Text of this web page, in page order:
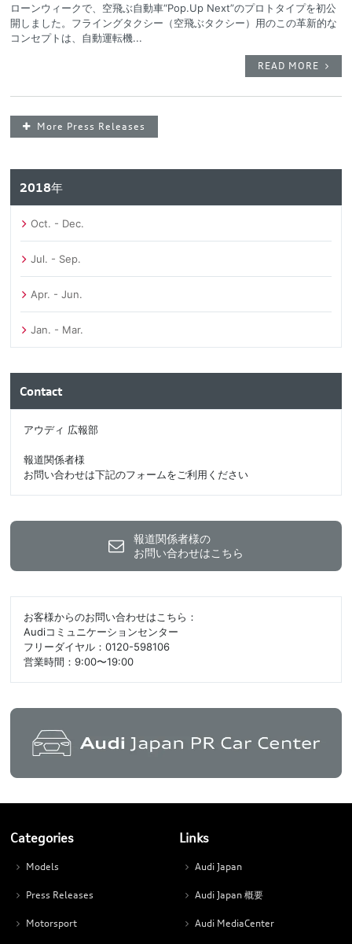
ローンウィークで、空飛ぶ自動車“Pop.Up Next”のプロトタイプを初公
開しました。フライングタクシー（空飛ぶタクシー）用のこの革新的な
コンセプトは、自動運転機...
READ MORE
More Press Releases
2018年
Oct. - Dec.
Jul. - Sep.
Apr. - Jun.
Jan. - Mar.
Contact
アウディ 広報部
報道関係者様
お問い合わせは下記のフォームをご利用ください
報道関係者様の
お問い合わせはこちら
お客様からのお問い合わせはこちら：
Audiコミュニケーションセンター
フリーダイヤル：0120-598106
営業時間：9:00〜19:00
Categories
Models
Press Releases
Motorsport
Links
Audi Japan
Audi Japan 概要
Audi MediaCenter